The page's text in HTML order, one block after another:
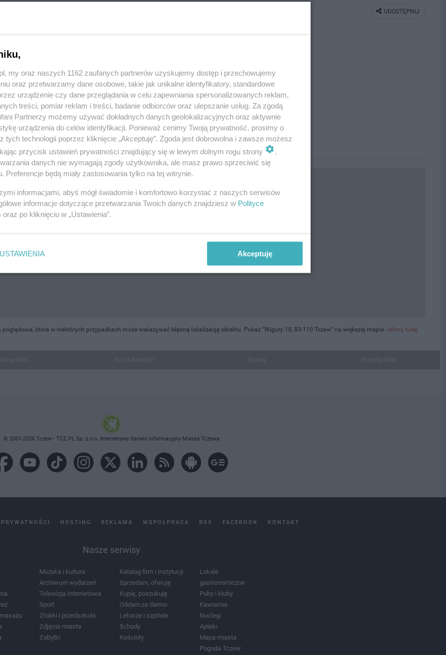
UDOSTĘPNIJ
Handel i usługi
2766, wyświetleń: 352
LOKALIZACJA NA MAPIE
poglądowa, która w niektórych przypadkach może wskazywać błędną lokalizację obiektu. Pokaż "Wigury 18, 83-110 Tczew" na większej mapie - kliknij tutaj
© 2001-2026 Tczew - TCZ.PL Sp. z o.o. Internetowy Serwis Informacyjny Miasta Tczewa
HOSTING REKLAMA WSPÓŁPRACA RSS FACEBOOK KONTAKT
Nasze serwisy
Muzyka i kultura
Archiwum wydarzeń
Telewizja Internetowa
Sport
Żłobki i przedszkola
Zdjęcia miasta
Zabytki
Katalog firm i instytucji
Sprzedam, oferuję
Kupię, poszukuję
Oddam za darmo
Lekarze i szpitale
Schody
Kościoły
Lokale
gastronomiczne
Puby i kluby
Kawiarnie
Noclegi
Apteki
Mapa miasta
Pogoda Tczew
my oraz naszych 1162 zaufanych partnerów uzyskujemy dostęp i przechowujemy
oraz przetwarzamy dane osobowe, takie jak unikalne identyfikatory, standardowe
urządzenie czy dane przeglądania w celu zapewniania spersonalizowanych reklam,
treści, pomiar reklam i treści, badanie odbiorców oraz ulepszanie usług. Za zgodą
Partnerzy możemy używać dokładnych danych geolokalizacyjnych oraz aktywnie
urządzenia do celów identyfikacji. Ponieważ cenimy Twoją prywatność, prosimy o
tych technologii poprzez kliknięcie „Akceptuję”. Zgoda jest dobrowolna i zawsze możesz
przycisk ustawień prywatności znajdujący się w lewym dolnym rogu strony
danych nie wymagają zgody użytkownika, ale masz prawo sprzeciwić się
Preferencje będą miały zastosowania tylko na tej witrynie.
informacjami, abyś mógł świadomie i komfortowo korzystać z naszych serwisów
informacje dotyczące przetwarzania Twoich danych znajdziesz w Polityce
oraz po kliknięciu w „Ustawienia”.
USTAWIENIA Akceptuję